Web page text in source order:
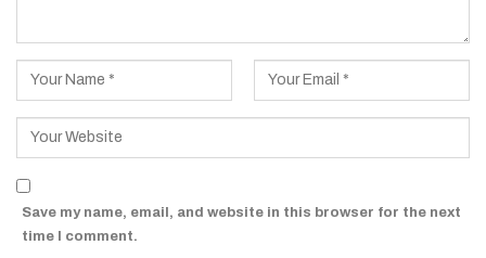
Save my name, email, and website in this browser for the next
time I comment.